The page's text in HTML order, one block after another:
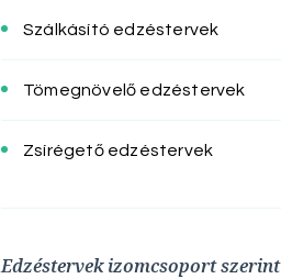
Szálkásító edzéstervek
Tömegnövelő edzéstervek
Zsírégető edzéstervek
Edzéstervek izomcsoport szerint